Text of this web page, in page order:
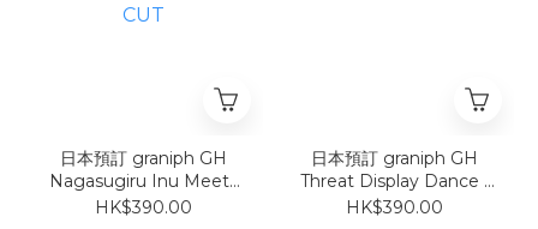
日本預訂 graniph GH
Nagasugiru Inu Meets
Hot Dog | Cropped T-
HK$390.00
日本預訂 graniph GH
Threat Display Dance |
Cropped T-Shirt COOL
HK$390.00